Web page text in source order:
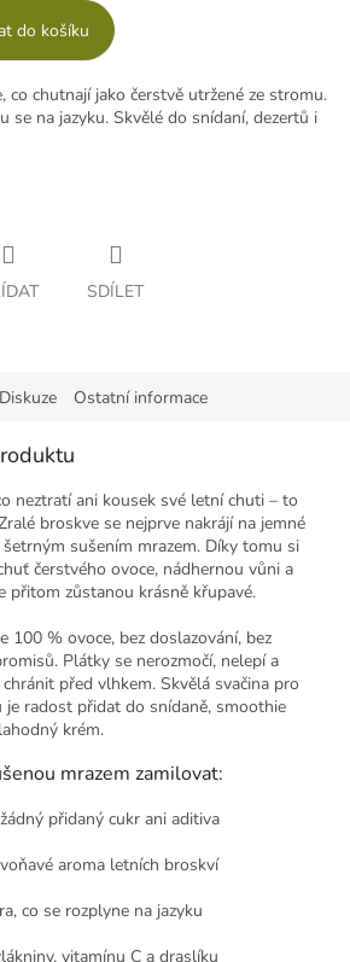
do košíku
co chutnají jako čerstvě utržené ze stromu.
se na jazyku. Skvělé do snídaní, dezertů i
SDÍLET
Diskuze Ostatní informace
neztratí ani kousek své letní chuti – to
broskve se nejprve nakrájí na jemné
sušením mrazem. Díky tomu si
čerstvého ovoce, nádhernou vůni a
přitom zůstanou krásně křupavé.
100 % ovoce, bez doslazování, bez
Plátky se nerozmočí, nelepí a
před vlhkem. Skvělá svačina pro
radost přidat do snídaně, smoothie
krém.
mrazem zamilovat:
přidaný cukr ani aditiva
aroma letních broskví
co se rozplyne na jazyku
vitamínu C a draslíku